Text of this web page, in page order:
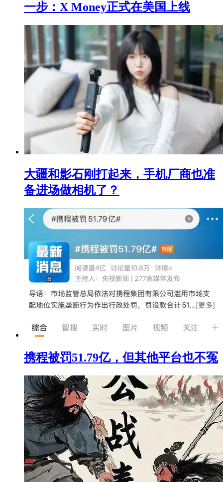
一步：X Money正式在美国上线
大疆和影石刚打起来，手机厂商也准
备进场做相机了？
携程被罚51.79亿，但其他平台也不冤